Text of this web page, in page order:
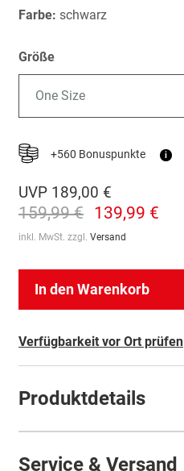
Farbe: schwarz
Größe
One Size
+560 Bonuspunkte i
UVP 189,00 €
159,99 € 139,99 €
inkl. MwSt. zzgl. Versand
In den Warenkorb
Verfügbarkeit vor Ort prüfen
Produktdetails
Service & Versand